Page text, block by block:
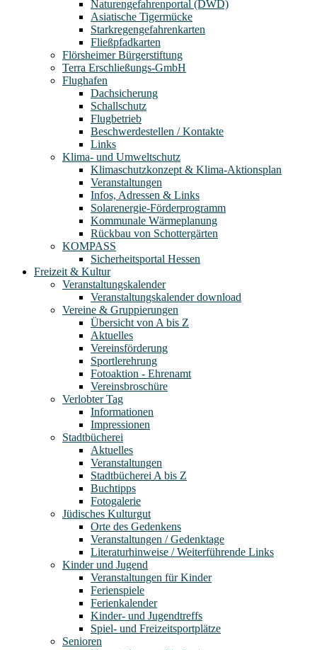
Naturengefahrenportal (DWD)
Asiatische Tigermücke
Starkregengefahrenkarten
Fließpfadkarten
Flörsheimer Bürgerstiftung
Terra Erschließungs-GmbH
Flughafen
Dachsicherung
Schallschutz
Flugbetrieb
Beschwerdestellen / Kontakte
Links
Klima- und Umweltschutz
Klimaschutzkonzept & Klima-Aktionsplan
Veranstaltungen
Infos, Adressen & Links
Solarenergie-Förderprogramm
Kommunale Wärmeplanung
Rückbau von Schottergärten
KOMPASS
Sicherheitsportal Hessen
Freizeit & Kultur
Veranstaltungskalender
Veranstaltungskalender download
Vereine & Gruppierungen
Übersicht von A bis Z
Aktuelles
Vereinsförderung
Sportlerehrung
Fotoaktion - Ehrenamt
Vereinsbroschüre
Verlobter Tag
Informationen
Impressionen
Stadtbücherei
Aktuelles
Veranstaltungen
Stadtbücherei A bis Z
Buchtipps
Fotogalerie
Jüdisches Kulturgut
Orte des Gedenkens
Veranstaltungen / Gedenktage
Literaturhinweise / Weiterführende Links
Kinder und Jugend
Veranstaltungen für Kinder
Ferienspiele
Ferienkalender
Kinder- und Jugendtreffs
Spiel- und Freizeitsportplätze
Senioren